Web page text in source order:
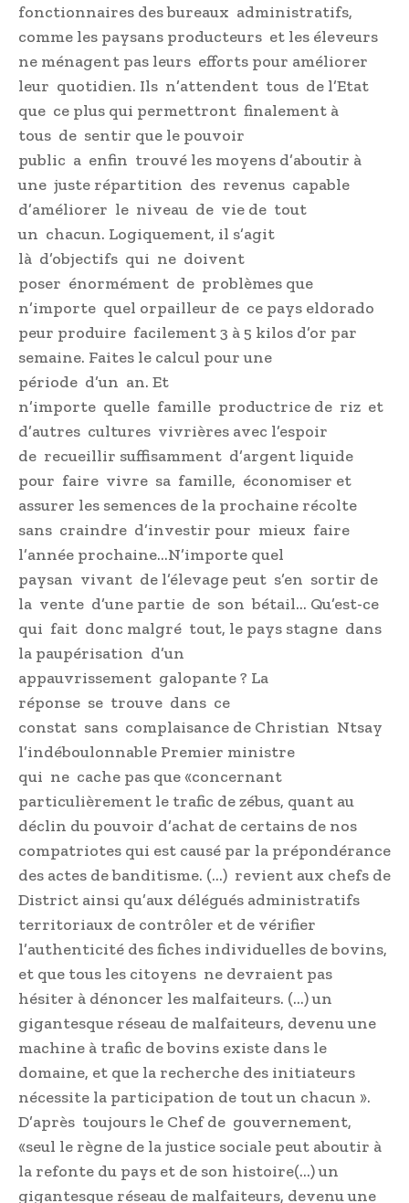
fonctionnaires des bureaux administratifs,
comme les paysans producteurs et les éleveurs
ne ménagent pas leurs efforts pour améliorer
leur quotidien. Ils n’attendent tous de l’Etat
que ce plus qui permettront finalement à
tous de sentir que le pouvoir
public a enfin trouvé les moyens d’aboutir à
une juste répartition des revenus capable
d’améliorer le niveau de vie de tout
un chacun. Logiquement, il s’agit
là d’objectifs qui ne doivent
poser énormément de problèmes que
n’importe quel orpailleur de ce pays eldorado
peur produire facilement 3 à 5 kilos d’or par
semaine. Faites le calcul pour une
période d’un an. Et
n’importe quelle famille productrice de riz et
d’autres cultures vivrières avec l’espoir
de recueillir suffisamment d’argent liquide
pour faire vivre sa famille, économiser et
assurer les semences de la prochaine récolte
sans craindre d’investir pour mieux faire
l’année prochaine…N’importe quel
paysan vivant de l’élevage peut s’en sortir de
la vente d’une partie de son bétail… Qu’est-ce
qui fait donc malgré tout, le pays stagne dans
la paupérisation d’un
appauvrissement galopante ? La
réponse se trouve dans ce
constat sans complaisance de Christian Ntsay
l’indéboulonnable Premier ministre
qui ne cache pas que «concernant
particulièrement le trafic de zébus, quant au
déclin du pouvoir d’achat de certains de nos
compatriotes qui est causé par la prépondérance
des actes de banditisme. (…) revient aux chefs de
District ainsi qu’aux délégués administratifs
territoriaux de contrôler et de vérifier
l’authenticité des fiches individuelles de bovins,
et que tous les citoyens ne devraient pas
hésiter à dénoncer les malfaiteurs. (…) un
gigantesque réseau de malfaiteurs, devenu une
machine à trafic de bovins existe dans le
domaine, et que la recherche des initiateurs
nécessite la participation de tout un chacun ».
D’après toujours le Chef de gouvernement,
«seul le règne de la justice sociale peut aboutir à
la refonte du pays et de son histoire(…) un
gigantesque réseau de malfaiteurs, devenu une